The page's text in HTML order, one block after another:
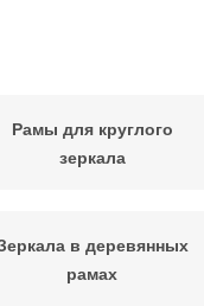
Рамы для круглого
зеркала
в деревянных
рамах